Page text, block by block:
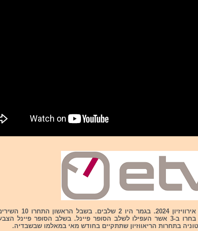
באסטוניה נערך הגמר לתחרות
קהל המצביעם וחבר השופטים בחרו ב-3 אשר העפילו לשלב הסופר פיינל. בשלב הסופר
בתחרות הריאווזיון שתתקיים בחודש מאי במאלמו שבשבדיה.